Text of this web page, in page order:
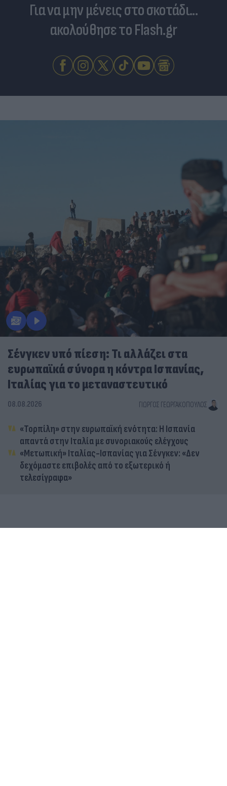
Για να μην μένεις στο σκοτάδι...
ακολούθησε το Flash.gr
Σένγκεν υπό πίεση: Τι αλλάζει στα
ευρωπαϊκά σύνορα η κόντρα Ισπανίας,
Ιταλίας για το μεταναστευτικό
08.08.2026 ΓΙΏΡΓΟΣ ΓΕΩΡΓΑΚΌΠΟΥΛΟΣ
«Τορπίλη» στην ευρωπαϊκή ενότητα: Η Ισπανία
απαντά στην Ιταλία με συνοριακούς ελέγχους
«Μετωπική» Ιταλίας-Ισπανίας για Σένγκεν: «Δεν
δεχόμαστε επιβολές από το εξωτερικό ή
τελεσίγραφα»